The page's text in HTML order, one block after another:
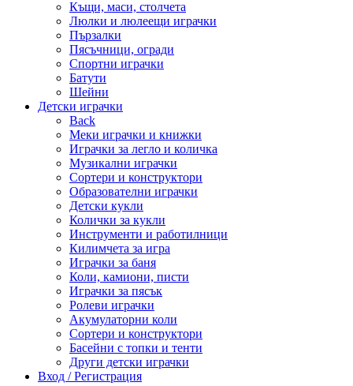
Къщи, маси, столчета
Люлки и люлеещи играчки
Пързалки
Пясъчници, огради
Спортни играчки
Батути
Шейни
Детски играчки
Back
Меки играчки и книжки
Играчки за легло и количка
Музикални играчки
Сортери и конструктори
Образователни играчки
Детски кукли
Колички за кукли
Инструменти и работилници
Килимчета за игра
Играчки за баня
Коли, камиони, писти
Играчки за пясък
Ролеви играчки
Акумулаторни коли
Сортери и конструктори
Басейни с топки и тенти
Други детски играчки
Вход / Регистрация